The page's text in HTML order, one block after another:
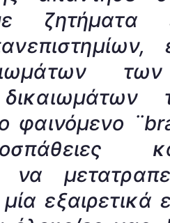
ζητήματα
φαινόμενο ¨
να
εξαιρετικά